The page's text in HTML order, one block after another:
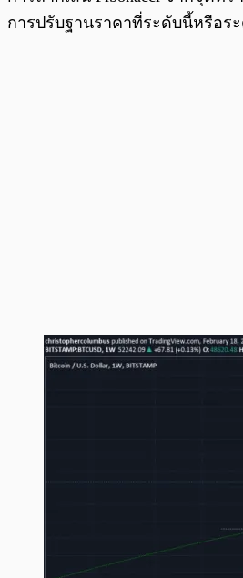
การปรับฐานราคาที่ระดับนี้หรือระ